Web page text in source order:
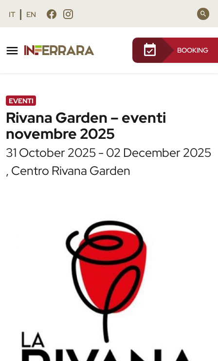
Vai al contenuto principale
Vai al footer
IT EN
BOOKING
Rivana Garden – eventi novembre 2025
EVENTI
Rivana Garden – eventi
novembre 2025
31 October 2025 - 02 December 2025
, Centro Rivana Garden